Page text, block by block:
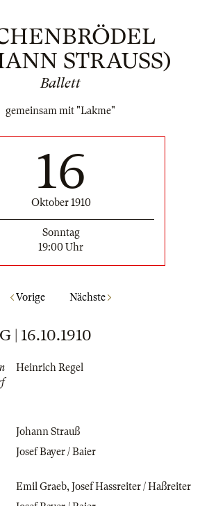
STRAUSS)
Ballett
gemeinsam mit "Lakme"
16
Oktober 1910
Sonntag
19:00 Uhr
Vorige Nächste
| 16.10.1910
Heinrich Regel
Johann Strauß
Josef Bayer / Baier
Emil Graeb, Josef Hassreiter / Haßreiter